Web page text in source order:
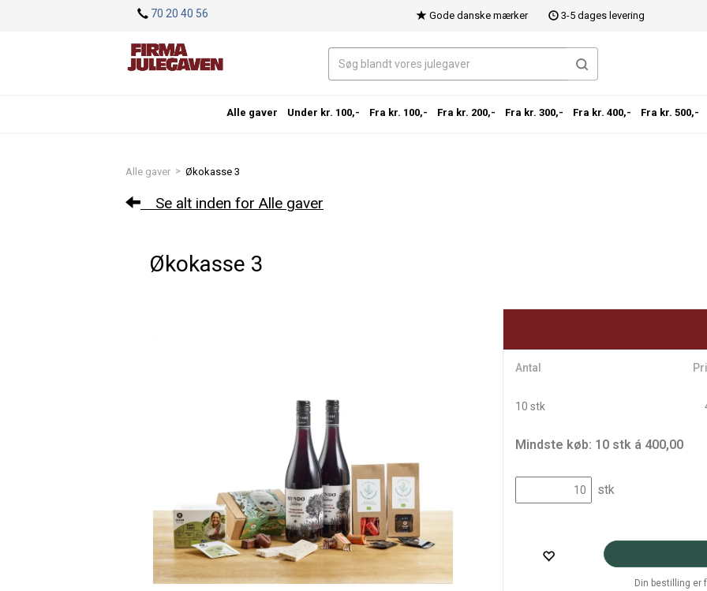
Alle gaver > Økokasse 3
Se alt inden for Alle gaver
Økokasse 3
Antal
10 stk
Mindste køb: 10 stk á 400,00
stk
Din bestilling er
70 20 40 56 Gode danske mærker 3-5 dages levering
Alle gaver Under kr. 100,- Fra kr. 100,- Fra kr. 200,- Fra kr. 300,- Fra kr. 400,- Fra kr. 500,-